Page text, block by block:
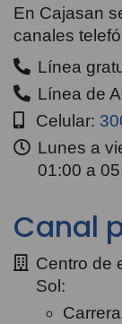
En Cajasan
canales
Línea
Línea de
Celular:
Lunes a
01:00 a
Canal
Centro de
Sol: